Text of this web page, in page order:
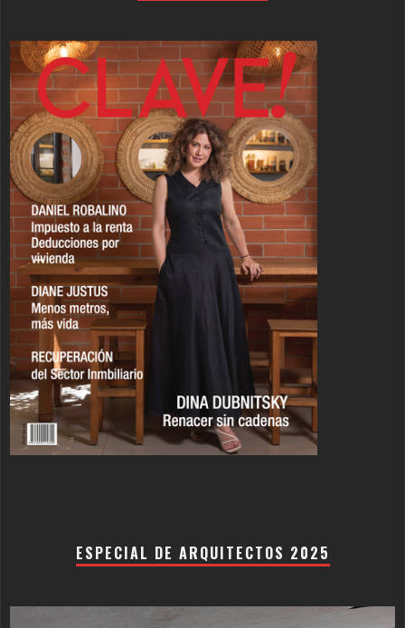
ESPECIAL DE ARQUITECTOS 2025